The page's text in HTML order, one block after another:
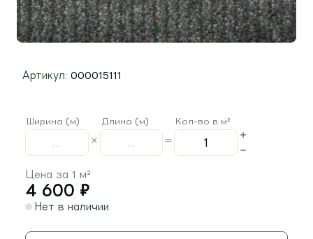
Артикул: 000015111
Ширина (м) Длина (м) Кол-во в м²
Цена за 1 м²
4 600 ₽
Нет в наличии